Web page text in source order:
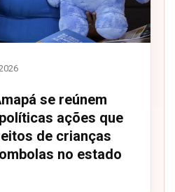
se reúnem
ações que
de crianças
no estado